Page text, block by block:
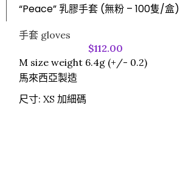
“Peace” 乳膠手套 (無粉 – 100隻/盒)
手套 gloves
$112.00
M size weight 6.4g (+/- 0.2)
馬來西亞製造
尺寸: XS 加細碼